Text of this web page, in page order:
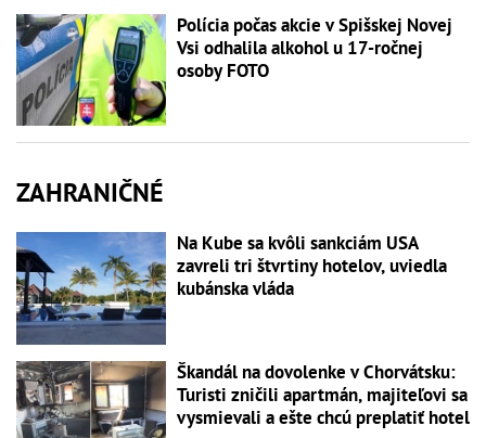
Polícia počas akcie v Spišskej Novej
Vsi odhalila alkohol u 17-ročnej
osoby FOTO
ZAHRANIČNÉ
Na Kube sa kvôli sankciám USA
zavreli tri štvrtiny hotelov, uviedla
kubánska vláda
Škandál na dovolenke v Chorvátsku:
Turisti zničili apartmán, majiteľovi sa
vysmievali a ešte chcú preplatiť hotel